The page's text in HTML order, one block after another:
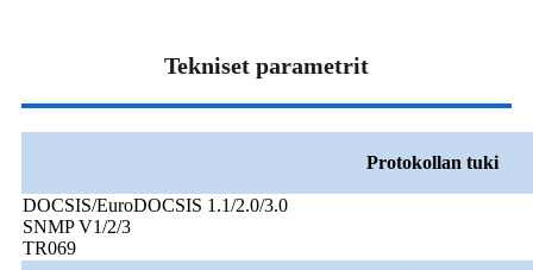
Tekniset parametrit
Protokollan tuki
DOCSIS/EuroDOCSIS 1.1/2.0/3.0
SNMP V1/2/3
TR069